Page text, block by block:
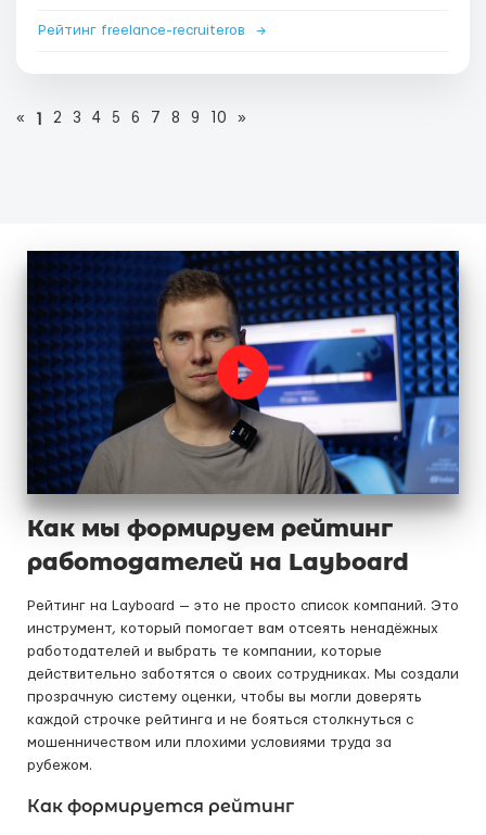
Рейтинг freelance-recruiterов →
« 2 3 4 5 6 7 8 9 10 »
Как мы формируем рейтинг
работодателей на Layboard
Рейтинг на Layboard — это не просто список компаний. Это
инструмент, который помогает вам отсеять ненадёжных
работодателей и выбрать те компании, которые
действительно заботятся о своих сотрудниках. Мы создали
прозрачную систему оценки, чтобы вы могли доверять
каждой строчке рейтинга и не бояться столкнуться с
мошенничеством или плохими условиями труда за
рубежом.
Как формируется рейтинг